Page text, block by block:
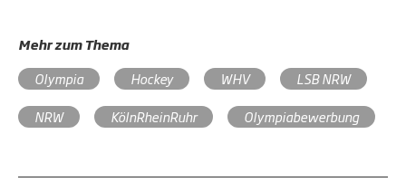
Mehr zum Thema
Olympia
Hockey WHV
LSB NRW
NRW
KölnRheinRuhr Olympiabewerbung